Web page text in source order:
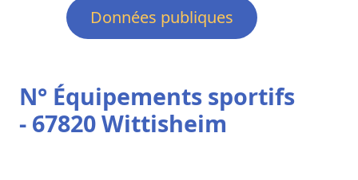
Données publiques
N° Équipements sportifs
- 67820 Wittisheim